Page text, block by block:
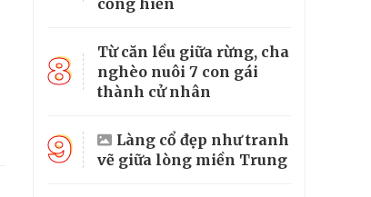
8
Từ căn lều giữa rừng, cha
nghèo nuôi 7 con gái
thành cử nhân
9
Làng cổ đẹp như tranh
vẽ giữa lòng miền Trung